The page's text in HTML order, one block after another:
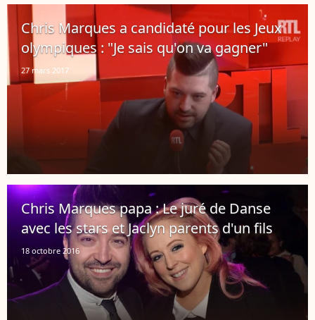
Chris Marques a candidaté pour les Jeux
olympiques : "Je sais qu'on va gagner"
27 mars 2017
Chris Marques papa : Le juré de Danse
avec les stars et Jaclyn parents d'un fils
18 octobre 2016